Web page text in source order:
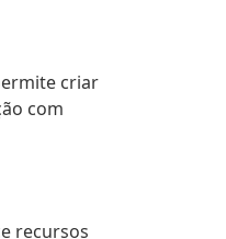
criar
com
recursos